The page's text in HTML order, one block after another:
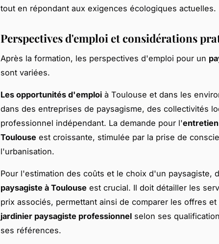
tout en répondant aux exigences écologiques actuelles.
Perspectives d'emploi et considérations
Après la formation, les perspectives d'emploi pour un
sont variées.
Les opportunités d'emploi à Toulouse et dans les
dans des entreprises de paysagisme, des collectivités
professionnel indépendant. La demande pour l'
Toulouse est croissante, stimulée par la prise de
l'urbanisation.
Pour l'estimation des coûts et le choix d'un paysagiste,
paysagiste à Toulouse est crucial. Il doit détailler les
prix associés, permettant ainsi de comparer les offres
jardinier paysagiste professionnel selon ses
ses références.